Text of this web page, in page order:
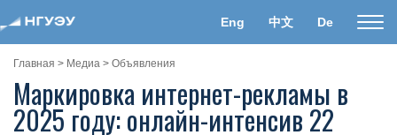
Eng 中文 De
Главная > Медиа > Объявления
Маркировка интернет-рекламы в
2025 году: онлайн-интенсив 22